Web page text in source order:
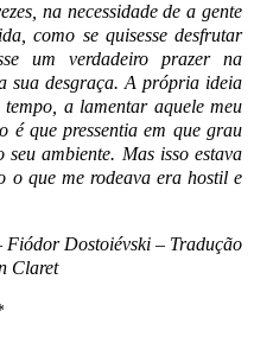
na necessidade de a gente
como se quisesse desfrutar
um verdadeiro prazer na
sua desgraça. A própria ideia
a lamentar aquele meu
é que pressentia em que grau
ambiente. Mas isso estava
o que me rodeava era hostil e
Fiódor Dostoiévski – Tradução
Claret